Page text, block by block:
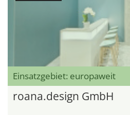
Einsatzgebiet: europaweit
roana.design GmbH